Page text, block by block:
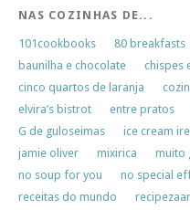
NAS COZINHAS DE...
101cookbooks 80 breakfasts
baunilha e chocolate
chispes
cinco quartos de laranja
elvira’s bistrot
entre pratos
G de guloseimas
ice cream
jamie oliver
mixirica muito
no soup for you
no special
receitas do mundo
recipezaar